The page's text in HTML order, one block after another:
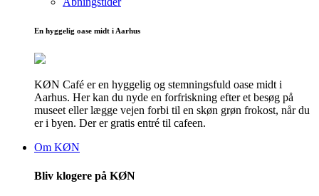
En hyggelig oase midt i Aarhus
KØN Café er en hyggelig og stemningsfuld oase midt i
Aarhus. Her kan du nyde en forfriskning efter et besøg på
museet eller lægge vejen forbi til en skøn grøn frokost, når du
er i byen. Der er gratis entré til cafeen.
Om KØN
Bliv klogere på KØN